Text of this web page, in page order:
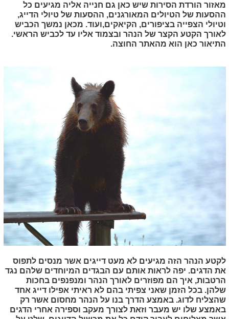
מאזור הורדת הסירות שיש כאן גם חנייה אליה מגיעים כל
ההסעות של הטיולים המאורגנים, ההסעות של טיולי הדייג,
וטיולי הצפייה בציפורים, הקיאקים,ועוד. מכאן נמשך הכביש
לאורך הקטע הקצר של הנהר ובצמוד אליו עד לכביש הראשי.
התיאור כאן הוא מהאתר החוצה.
לקטע הנהר הזה מגיעים לא מעט דייגים אשר מנסים לתפוס
את הדגים. יפה לראות אותם עם הבגדים המיוחדים שלהם נגד
הרטבות, איך הם מפוזרים לאורך הנהר ומנפנפים בחכות
שלהן. בכל הזמן שאני צפיתי בהם לא ראיתי אפילו דייג אחד
שהצליח לדוג. באמצע הדרך בנו על הנהר מחסום אשר רק
באמצע שלו יש מעבר וזאת לצורך מעקב וספירה אחרי הדגים